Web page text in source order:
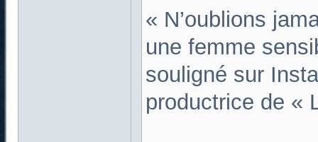
« N’oublions
une femme
souligné sur
productrice de «